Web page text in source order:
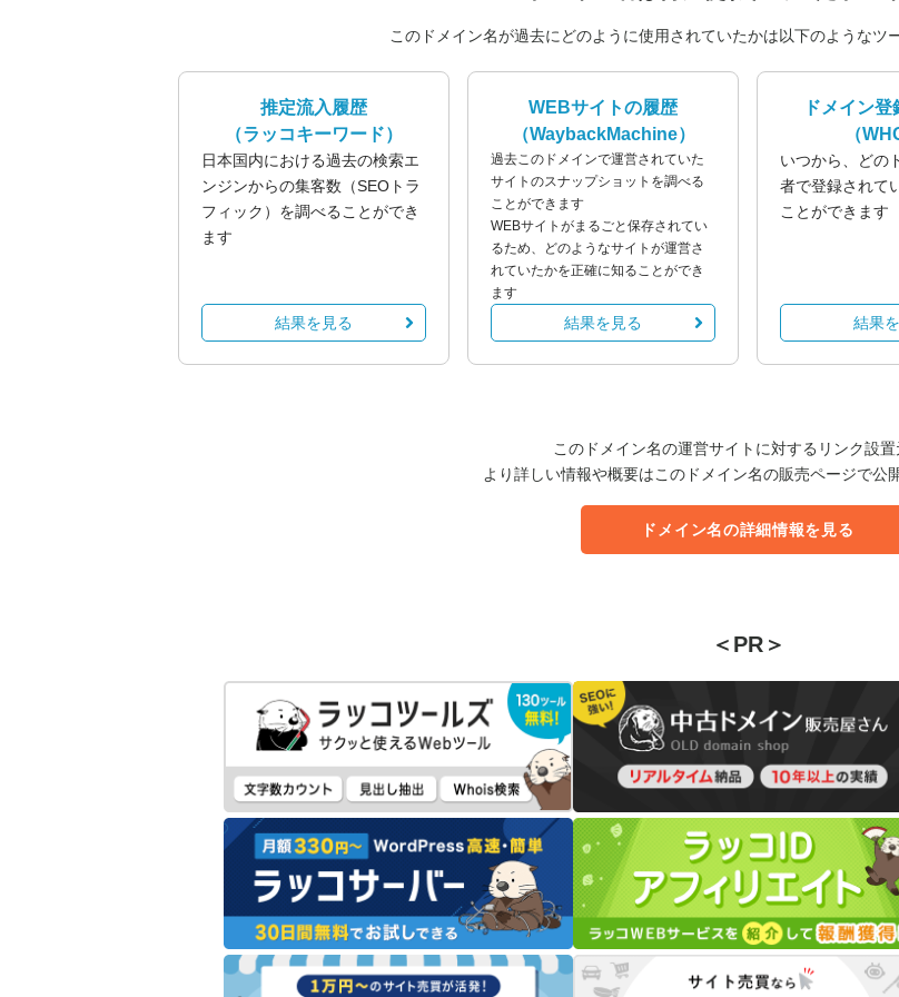
このドメイン名が過去にどのように使用されていたかは以下のようなツ
推定流入履歴
（ラッコキーワード）
日本国内における過去の検索エ
ンジンからの集客数（SEOトラ
フィック）を調べることができ
ます
結果を見る
WEBサイトの履歴
（WaybackMachine）
過去このドメインで運営されていた
サイトのスナップショットを調べる
ことができます
WEBサイトがまるごと保存されてい
るため、どのようなサイトが運営さ
れていたかを正確に知ることができ
ます
結果を見る
ドメイン
（
いつから、どの
者で登録されて
ことができます
結果
このドメイン名の運営サイトに対するリンク設
より詳しい情報や概要はこのドメイン名の販売ページで公
ドメイン名の詳細情報を見る
＜PR＞